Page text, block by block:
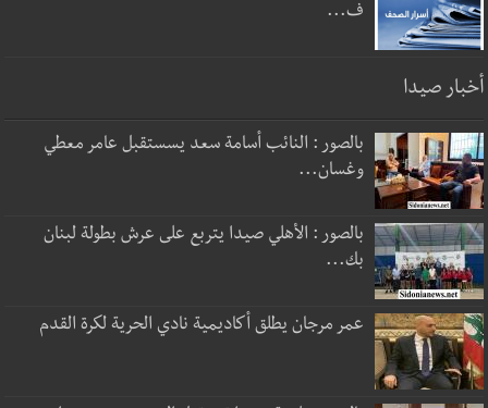
ف...
أخبار صيدا
بالصور : النائب أسامة سعد يسستقبل عامر معطي
وغسان...
بالصور : الأهلي صيدا يتربع على عرش بطولة لبنان
بك...
عمر مرجان يطلق أكاديمية نادي الحرية لكرة القدم